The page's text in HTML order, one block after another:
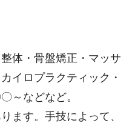
体・骨盤矯正・マッサ
イロプラクティック・
～などなど。
ます。手技によって、